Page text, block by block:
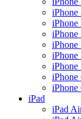
iPhone
iPhone
iPhone
iPhone
iPhone
iPhone
iPad
iPad